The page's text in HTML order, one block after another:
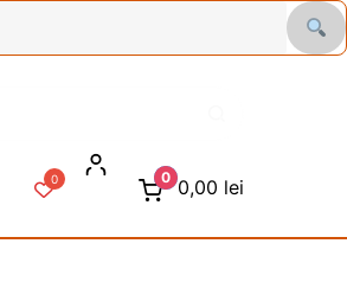
0 0 0,00 lei